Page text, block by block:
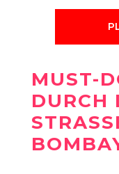
MUST-
DURCH